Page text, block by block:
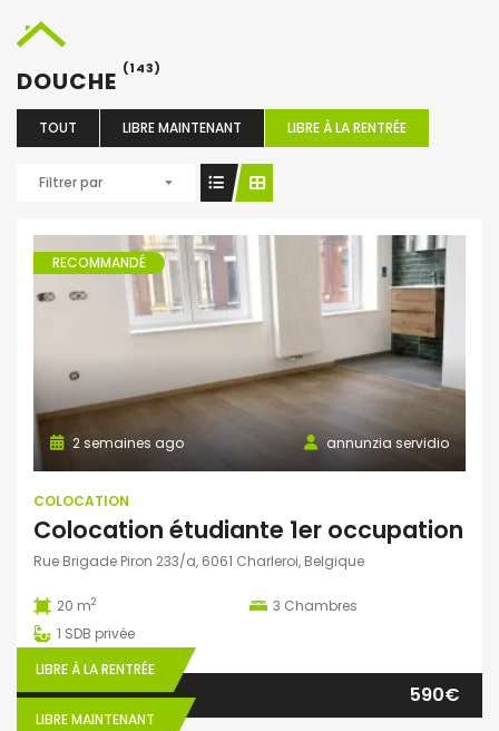
DOUCHE (143)
TOUT LIBRE MAINTENANT LIBRE À LA RENTRÉE
Filtrer par
RECOMMANDÉ
annunzia servidio
2 semaines ago
COLOCATION
Colocation étudiante 1er occupation
Rue Brigade Piron 233/a, 6061 Charleroi, Belgique
20 m2 3 Chambres
1 SDB privée
LIBRE À LA RENTRÉE
LIBRE MAINTENANT
590€